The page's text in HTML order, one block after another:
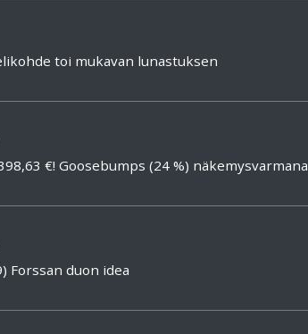
toi mukavan lunastuksen
€! Goosebumps (24 %) näkemysvarmana
Forssan duon idea